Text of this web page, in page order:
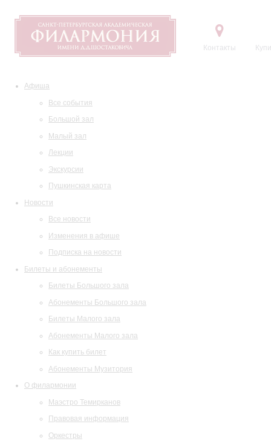
Контакты
Афиша
Все события
Большой зал
Малый зал
Лекции
Экскурсии
Пушкинская карта
Новости
Все новости
Изменения в афише
Подписка на новости
Билеты и абонементы
Билеты Большого зала
Абонементы Большого зала
Билеты Малого зала
Абонементы Малого зала
Как купить билет
Абонементы Музитория
О филармонии
Маэстро Темирканов
Правовая информация
Оркестры